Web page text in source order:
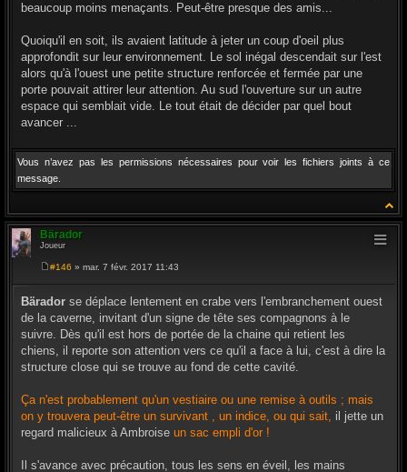
beaucoup moins menaçants. Peut-être presque des amis...
Quoiqu'il en soit, ils avaient latitude à jeter un coup d'oeil plus
approfondit sur leur environnement. Le sol inégal descendait sur l'est
alors qu'à l'ouest une petite structure renforcée et fermée par une
porte pouvait attirer leur attention. Au sud l'ouverture sur un autre
espace qui semblait vide. Le tout était de décider par quel bout
avancer ...
Vous n’avez pas les permissions nécessaires pour voir les fichiers joints à ce
message.
Bärador
Joueur
s
s
a
e
#146 » mar. 7 févr. 2017 11:43
Bärador se déplace lentement en crabe vers l'embranchement ouest
de la caverne, invitant d'un signe de tête ses compagnons à le
suivre. Dès qu'il est hors de portée de la chaine qui retient les
chiens, il reporte son attention vers ce qu'il a face à lui, c'est à dire la
structure close qui se trouve au fond de cette cavité.
Ça n'est probablement qu'un vestiaire ou une remise à outils ; mais
on y trouvera peut-être un survivant , un indice, ou qui sait, il jette un
regard malicieux à Ambroise un sac empli d'or !
Il s'avance avec précaution, tous les sens en éveil, les mains